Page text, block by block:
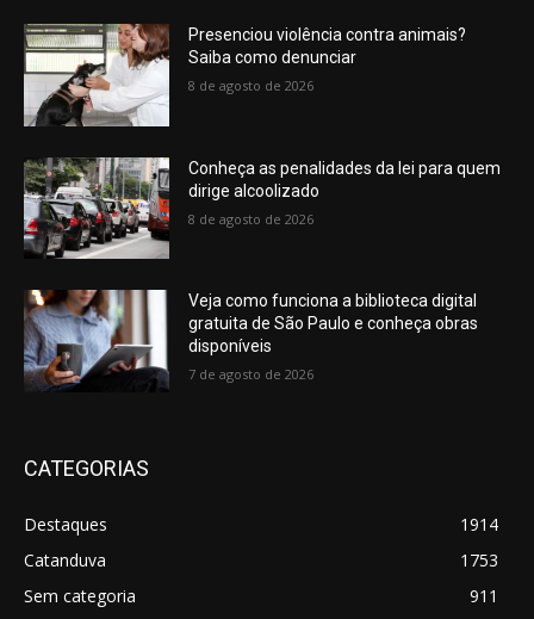
Presenciou violência contra animais?
Saiba como denunciar
8 de agosto de 2026
Conheça as penalidades da lei para quem
dirige alcoolizado
8 de agosto de 2026
Veja como funciona a biblioteca digital
gratuita de São Paulo e conheça obras
disponíveis
7 de agosto de 2026
CATEGORIAS
Destaques
1914
Catanduva
1753
Sem categoria
911